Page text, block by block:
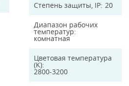
Степень защиты, IP 20
Диапазон рабочих
температур
комнатная
Цветовая температура
(K)
2800-3200